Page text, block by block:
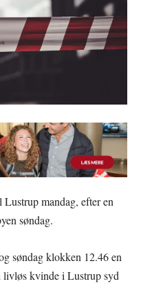
mandag, efter en
søndag.
søndag klokken 12.46 en
livløs kvinde i Lustrup syd